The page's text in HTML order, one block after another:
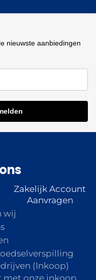
nieuwste aanbiedingen
Zakelijk Account
Aanvragen
wij
(Inkoop)
met onze inkoop